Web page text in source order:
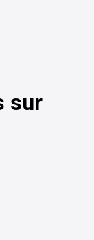
sur